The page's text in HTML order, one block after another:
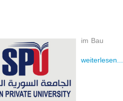
im Bau
weiterlesen...